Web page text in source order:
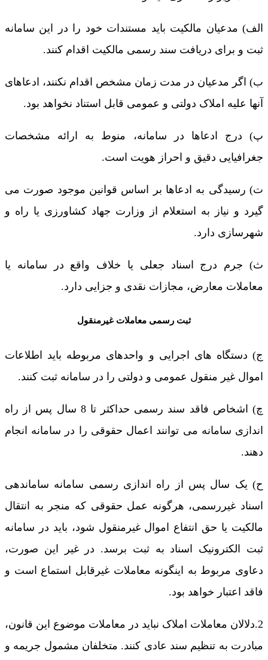
الف) مدعیان مالکیت باید مستندات خود را در این سامانه
ثبت و برای دریافت سند رسمی مالکیت اقدام کنند.
ب) اگر مدعیان در مدت زمان مشخص اقدام نکنند، ادعاهای
آنها علیه املاک دولتی و عمومی قابل استناد نخواهد بود.
پ) درج ادعاها در سامانه، منوط به ارائه مشخصات
جغرافیایی دقیق و احراز هویت است.
ت) رسیدگی به ادعاها بر اساس قوانین موجود صورت می
گیرد و نیاز به استعلام از وزارت جهاد کشاورزی یا راه و
شهرسازی دارد.
ث) جرم درج اسناد جعلی یا خلاف واقع در سامانه یا
معاملات معارض، مجازات نقدی و جزایی دارد.
ثبت رسمی معاملات غیرمنقول
ج) دستگاه های اجرایی و واحدهای مربوطه باید اطلاعات
اموال غیر منقول عمومی و دولتی را در سامانه ثبت کنند.
چ) اشخاص فاقد سند رسمی حداکثر تا 8 سال پس از راه
اندازی سامانه می توانند اعمال حقوقی را در سامانه انجام
دهند.
ح) یک سال پس از راه اندازی رسمی سامانه ساماندهی
اسناد غیررسمی، هرگونه عمل حقوقی که منجر به انتقال
مالکیت یا حق انتفاع اموال غیرمنقول شود، باید در سامانه
ثبت الکترونیک اسناد به ثبت برسد. در غیر این صورت،
دعاوی مربوط به اینگونه معاملات غیرقابل استماع است و
فاقد اعتبار خواهد بود.
2.دلالان معاملات املاک نباید در معاملات موضوع این قانون،
مبادرت به تنظیم سند عادی کنند. متخلفان مشمول جریمه و